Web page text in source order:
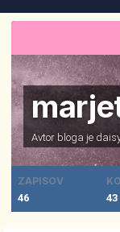
Avtor bloga je
ZAPISOV
46
43